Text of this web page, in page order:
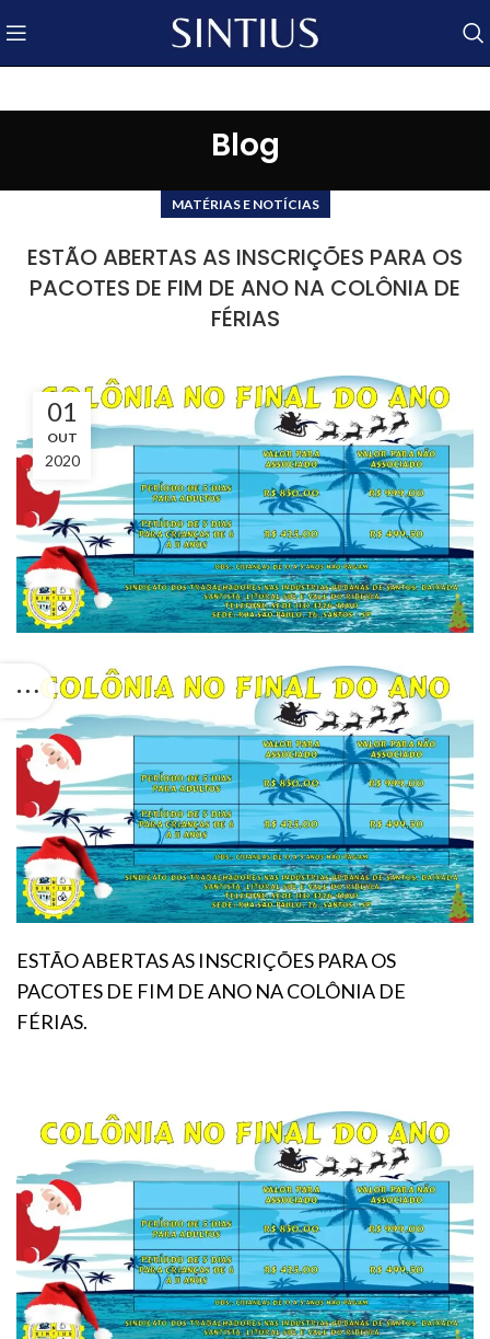
Blog
MATÉRIAS E NOTÍCIAS
ESTÃO ABERTAS AS INSCRIÇÕES PARA OS
PACOTES DE FIM DE ANO NA COLÔNIA DE
FÉRIAS
01
OUT
2020
ESTÃO ABERTAS AS INSCRIÇÕES PARA OS
PACOTES DE FIM DE ANO NA COLÔNIA DE
FÉRIAS.